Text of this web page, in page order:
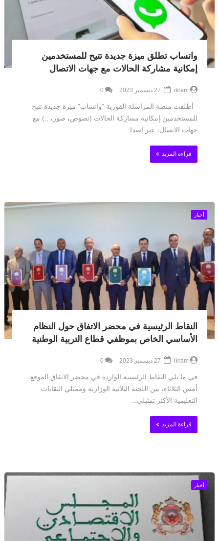
واتساب تطلق ميزة جديدة تتيح للمستخدمين
إمكانية مشاركة الحالات مع جهات الاتصال
ikram
0
أطلقت منصة المراسلة الفورية "واتساب" ميزة جديدة تتيح
للمستخدمين إمكانية مشاركة الحالات (نصوص، صور، ..) مع
جهات الاتصال، عبر إصدا...
قراءة المزيد
أخبار
النقاط الرئيسية في محضر الاتفاق حول النظام
الأساسي الخاص بموظفي قطاع التربية الوطنية
ikram
0
في ما يلي النقاط الرئيسية الواردة في محضر الاتفاق الموقع،
أمس الثلاثاء، بين اللجنة الثلاثية الوزارية وممثلي النقابات
التعليمية الأكثر تمثيلي...
قراءة المزيد
أخبار